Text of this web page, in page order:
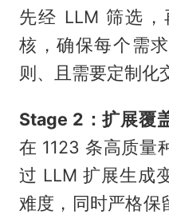
先经 LLM 筛选
核，确保每个需
则、且需要定制化
Stage 2：扩展覆
在 1123 条高质量
过 LLM 扩展生成
难度，同时严格保